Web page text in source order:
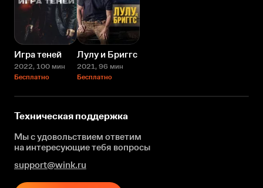
Игра теней
2022, 100 мин
Бесплатно
Лулу и Бриггс
2021, 96 мин
Бесплатно
Техническая поддержка
Мы с удовольствием ответим
на интересующиетебя вопросы
support@wink.ru